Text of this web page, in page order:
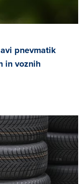
pnevmatik
in voznih